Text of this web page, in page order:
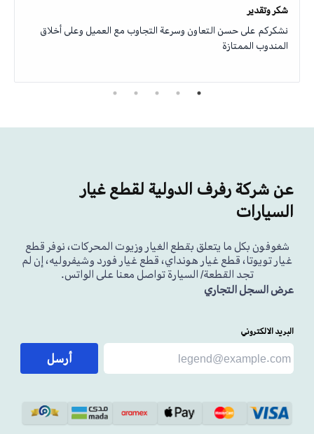
شكر وتقدير
نشكركم على حسن التعاون وسرعة التجاوب مع العميل وعلى أخلاق
المندوب الممتازة
عن شركة رفرف الدولية لقطع غيار
السيارات
شغوفون بكل ما يتعلق بقطع الغيار وزيوت المحركات، نوفر قطع
غيار تويوتا، قطع غيار هونداي، قطع غيار فورد وشيفروليه، إن لم
تجد القطعة/ السيارة تواصل معنا على الواتس.
عرض السجل التجاري
البريد الالكتروني
أرسل